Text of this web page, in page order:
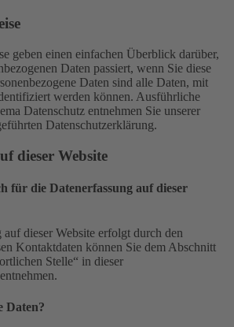
geben einen einfachen Überblick darüber,
Daten passiert, wenn Sie diese
Daten sind alle Daten, mit
werden können. Ausführliche
Datenschutz entnehmen Sie unserer
Datenschutzerklärung.
dieser Website
für die Datenerfassung auf dieser
dieser Website erfolgt durch den
Kontaktdaten können Sie dem Abschnitt
Stelle“ in dieser
Daten?